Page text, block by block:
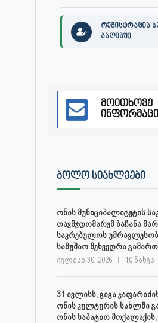
30 ივლისს, ქალაქი ონში,
დაავადებათა კონტროლისა და
საზოგადოებრივი...
ივლისი 27, 2026
რეგისტრაცია
ბაღებში
მოითხოვე
ᲑᲝᲚᲝ ᲡᲘᲐᲮᲚᲔᲔᲑᲘ
ონის მუნიციპალიტეტის
თავმჯდომარემ ბაჩანა
საკრებულოს
სამუშაო შეხვედრა
ივლისი 30, 2026 10 ნახვა
31 ივლისს, გიგა
ონის კულტურის სახლში
ონის საპატიო